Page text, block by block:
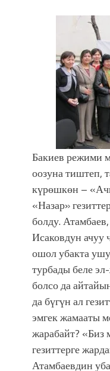
Бакиев режими
оозуна тиштеп,
күрөшкөн –
«Назар»
болду.
Исаковдун
ошол убакта
турбады беле
болсо да
да бүгүн ал
эмгек жамааты
жарабайт? «Биз
гезиттерге
Атамбаевдин